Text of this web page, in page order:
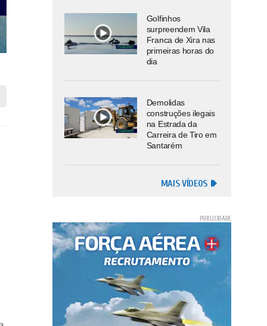
Golfinhos
surpreendem Vila
Franca de Xira nas
primeiras horas do
dia
Demolidas
construções ilegais
na Estrada da
Carreira de Tiro em
Santarém
MAIS VÍDEOS